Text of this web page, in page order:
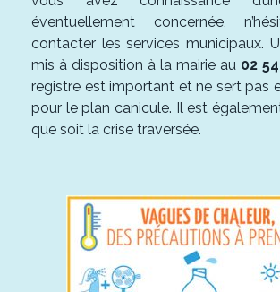
éventuellement concernée,
contacter les services municipaux.
mis à disposition à la mairie au 02
registre est important et ne sert pas
pour le plan canicule. Il est
que soit la crise traversée.